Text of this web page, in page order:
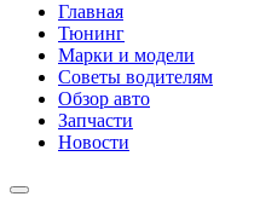
Главная
Тюнинг
Марки и модели
Советы водителям
Обзор авто
Запчасти
Новости